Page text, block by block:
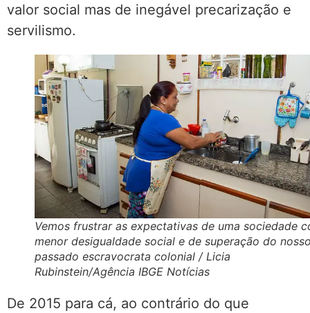
valor social mas de inegável precarização e
servilismo.
Vemos frustrar as expectativas de uma sociedade
menor desigualdade social e de superação do
passado escravocrata colonial / Licia
Rubinstein/Agência IBGE Notícias
De 2015 para cá, ao contrário do que